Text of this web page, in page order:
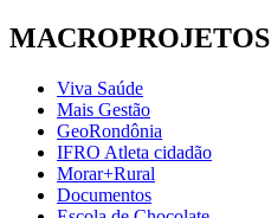
MACROPROJETOS
Viva Saúde
Mais Gestão
GeoRondônia
IFRO Atleta cidadão
Morar+Rural
Documentos